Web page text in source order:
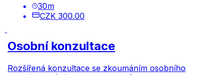
30m
CZK 300.00
Osobní konzultace
Rozšířená konzultace se zkoumáním osobního